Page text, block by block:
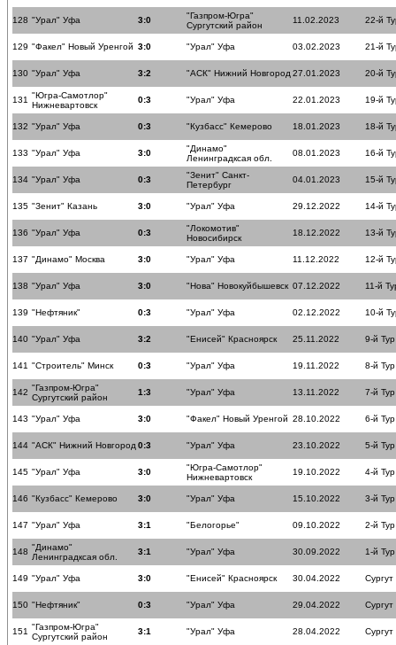
128 "Урал" Уфа 3:0
"Газпром-Югра"
Сургутский район
11.02.2023 22-й
129 "Факел" Новый Уренгой 3:0 "Урал" Уфа 03.02.2023 21-й
130 "Урал" Уфа 3:2 "АСК" Нижний Новгород 27.01.2023 20-й
131 "Югра-Самотлор"
Нижневартовск
0:3 "Урал" Уфа 22.01.2023 19-й
132 "Урал" Уфа 0:3 "Кузбасс" Кемерово 18.01.2023 18-й
133 "Урал" Уфа 3:0
"Динамо"
Ленинградксая обл.
08.01.2023 16-й
134 "Урал" Уфа 0:3
"Зенит" Санкт-
Петербург
04.01.2023 15-й
135 "Зенит" Казань 3:0 "Урал" Уфа 29.12.2022 14-й
136 "Урал" Уфа 0:3
"Локомотив"
Новосибирск
18.12.2022 13-й
137 "Динамо" Москва 3:0 "Урал" Уфа 11.12.2022 12-й
138 "Урал" Уфа 3:0 "Нова" Новокуйбышевск 07.12.2022 11-й
139 "Нефтяник" 0:3 "Урал" Уфа 02.12.2022 10-й
140 "Урал" Уфа 3:2 "Енисей" Красноярск 25.11.2022 9-й Тур
141 "Строитель" Минск 0:3 "Урал" Уфа 19.11.2022 8-й Тур
142 "Газпром-Югра"
Сургутский район
1:3 "Урал" Уфа 13.11.2022 7-й Тур
143 "Урал" Уфа 3:0 "Факел" Новый Уренгой 28.10.2022 6-й Тур
144 "АСК" Нижний Новгород 0:3 "Урал" Уфа 23.10.2022 5-й Тур
145 "Урал" Уфа 3:0
"Югра-Самотлор"
Нижневартовск
19.10.2022 4-й Тур
146 "Кузбасс" Кемерово 3:0 "Урал" Уфа 15.10.2022 3-й Тур
147 "Урал" Уфа 3:1 "Белогорье" 09.10.2022 2-й Тур
148 "Динамо"
Ленинградксая обл.
3:1 "Урал" Уфа 30.09.2022 1-й Тур
149 "Урал" Уфа 3:0 "Енисей" Красноярск 30.04.2022 Сургут
150 "Нефтяник" 0:3 "Урал" Уфа 29.04.2022 Сургут
151 "Газпром-Югра"
Сургутский район
3:1 "Урал" Уфа 28.04.2022 Сургут